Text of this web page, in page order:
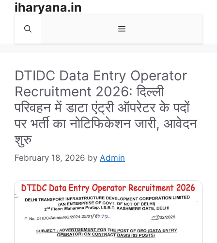
Skip
content
iharyana.in
Menu
DTIDC Data Entry Operator
Recruitment 2026: दिल्ली
परिवहन में डाटा एंट्री ऑपरेटर के पदों
पर भर्ती का नोटिफिकेशन जारी, आवेदन
शुरु
February 18, 2026 by Admin